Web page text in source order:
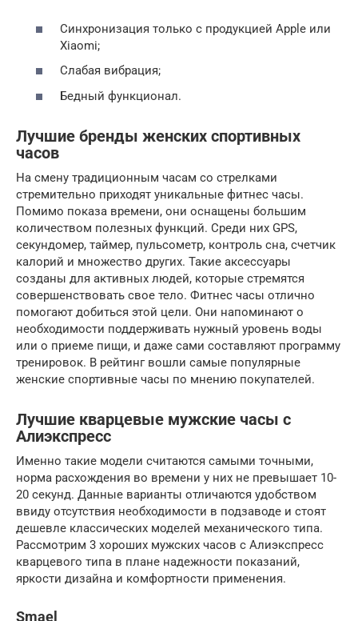
Синхронизация только с продукцией Apple или
Xiaomi;
Слабая вибрация;
Бедный функционал.
Лучшие бренды женских спортивных
часов
На смену традиционным часам со стрелками
стремительно приходят уникальные фитнес часы.
Помимо показа времени, они оснащены большим
количеством полезных функций. Среди них GPS,
секундомер, таймер, пульсометр, контроль сна, счетчик
калорий и множество других. Такие аксессуары
созданы для активных людей, которые стремятся
совершенствовать свое тело. Фитнес часы отлично
помогают добиться этой цели. Они напоминают о
необходимости поддерживать нужный уровень воды
или о приеме пищи, и даже сами составляют программу
тренировок. В рейтинг вошли самые популярные
женские спортивные часы по мнению покупателей.
Лучшие кварцевые мужские часы с
Алиэкспресс
Именно такие модели считаются самыми точными,
норма расхождения во времени у них не превышает 10-
20 секунд. Данные варианты отличаются удобством
ввиду отсутствия необходимости в подзаводе и стоят
дешевле классических моделей механического типа.
Рассмотрим 3 хороших мужских часов с Алиэкспресс
кварцевого типа в плане надежности показаний,
яркости дизайна и комфортности применения.
Smael